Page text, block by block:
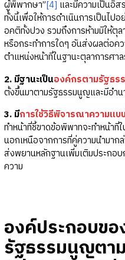
ผู้พิพากษา”[4] และมีความเป็นอิ
ทั้งนี้เพื่อให้การดำเนินการเป็นไป
อคติทั้งปวง รวมถึงการห้ามมิให้ตุ
หรือกระทำการใดๆ อันส่งผลต่อค
ตำแหน่งหน้าที่ในฐานะตุลาการศา
2. มีฐานะเป็นองค์กรตามรัฐธ
ตั้งขึ้นมาตามรัฐธรรมนูญและมีอำ
3. มีการใช้วิธีพิจารณาความแบ
ทำหน้าที่ชี้ขาดข้อพิพาทจะทำหน้าที่
นอกเหนือจากการที่คู่ความนำมาก
ส่งพยานหลักฐานเพิ่มเติมประกอ
ความ
องค์ประกอบข
รัฐธรรมนูญตา